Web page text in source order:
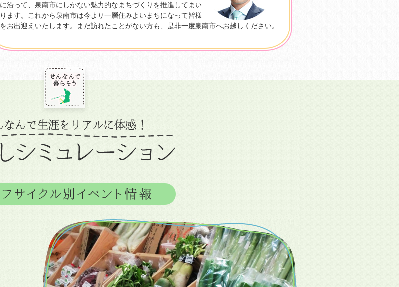
に沿って、泉南市にしかない魅力的なまちづくりを推進してまい
ります。これから泉南市は今より一層住みよいまちになって皆様
をお出迎えいたします。まだ訪れたことがない方も、是非一度泉南市へお越しください。